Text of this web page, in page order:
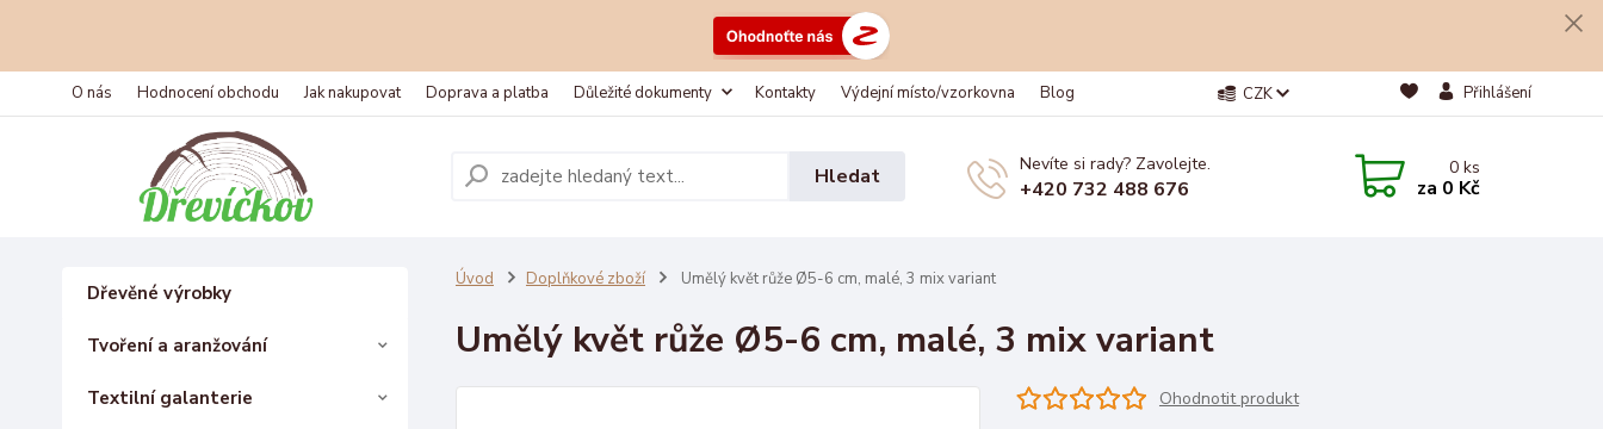
O nás Hodnocení obchodu Jak nakupovat Doprava a platba Důležité dokumenty Kontakty Výdejní místo/vzorkovna Blog CZK Přihlášení
Hledat Nevíte si rady? Zavolejte.
+420 732 488 676
0ks
za 0 Kč
Dřevěné výrobky
Tvoření a aranžování
Textilní galanterie
Úvod Doplňkové zboží Umělý květ růže Ø5-6 cm, malé, 3 mix variant
Umělý květ růže Ø5-6 cm, malé, 3 mix variant
Ohodnotit produkt